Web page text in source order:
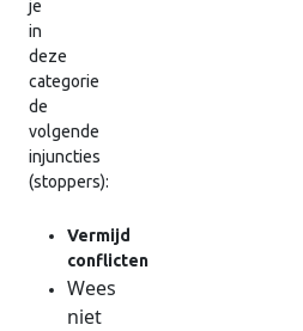
je
in
deze
categorie
de
volgende
injuncties
(stoppers):
Vermijd
conflicten
Wees
niet